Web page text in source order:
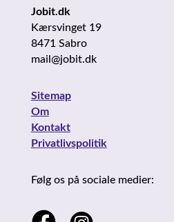
Jobit.dk
Kærsvinget 19
8471 Sabro
mail@jobit.dk
Sitemap
Om
Kontakt
Privatlivspolitik
Følg os på sociale medier: